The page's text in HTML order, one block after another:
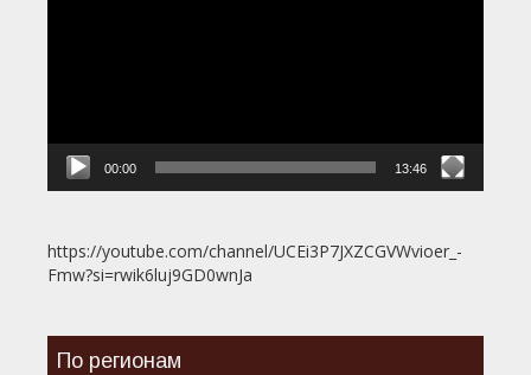
00:00 13:46
https://youtube.com/channel/UCEi3P7JXZCGVWvioer_-
Fmw?si=rwik6luj9GD0wnJa
По регионам